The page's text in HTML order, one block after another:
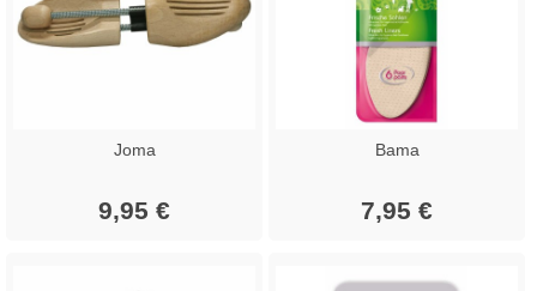
Joma
9,95 €
Bama
7,95 €